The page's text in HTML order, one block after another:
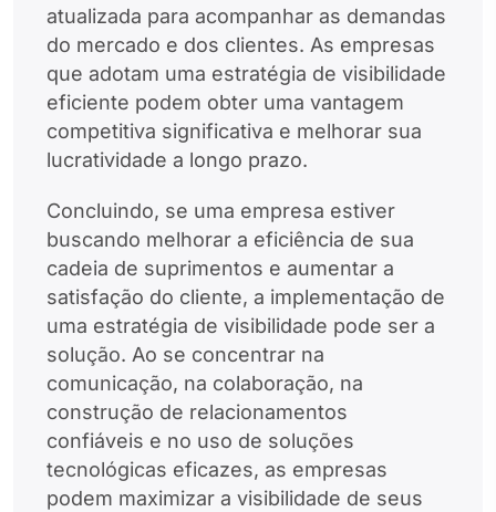
atualizada para acompanhar as demandas
do mercado e dos clientes. As empresas
que adotam uma estratégia de visibilidade
eficiente podem obter uma vantagem
competitiva significativa e melhorar sua
lucratividade a longo prazo.
Concluindo, se uma empresa estiver
buscando melhorar a eficiência de sua
cadeia de suprimentos e aumentar a
satisfação do cliente, a implementação de
uma estratégia de visibilidade pode ser a
solução. Ao se concentrar na
comunicação, na colaboração, na
construção de relacionamentos
confiáveis e no uso de soluções
tecnológicas eficazes, as empresas
podem maximizar a visibilidade de seus